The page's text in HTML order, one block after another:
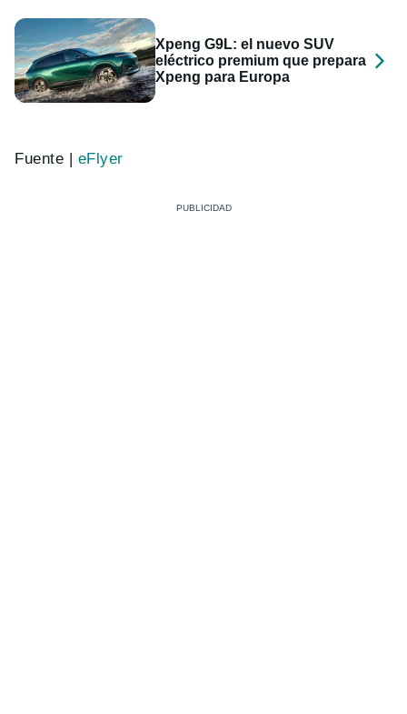
Xpeng G9L: el nuevo SUV
eléctrico premium que prepara
Xpeng para Europa
Fuente | eFlyer